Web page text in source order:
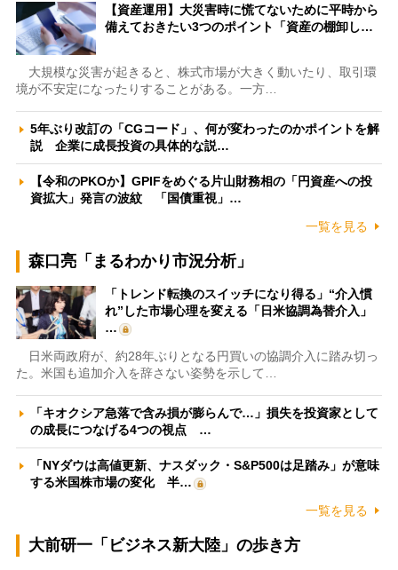
【資産運用】大災害時に慌てないために平時から
備えておきたい3つのポイント「資産の棚卸し…
大規模な災害が起きると、株式市場が大きく動いたり、取引環
境が不安定になったりすることがある。一方…
5年ぶり改訂の「CGコード」、何が変わったのかポイントを解
説 企業に成長投資の具体的な説…
【令和のPKOか】GPIFをめぐる片山財務相の「円資産への投
資拡大」発言の波紋 「国債重視」…
一覧を見る
森口亮「まるわかり市況分析」
「トレンド転換のスイッチになり得る」“介入慣
れ”した市場心理を変える「日米協調為替介入」
…
日米両政府が、約28年ぶりとなる円買いの協調介入に踏み切っ
た。米国も追加介入を辞さない姿勢を示して…
「キオクシア急落で含み損が膨らんで…」損失を投資家として
の成長につなげる4つの視点 …
「NYダウは高値更新、ナスダック・S&P500は足踏み」が意味
する米国株市場の変化 半…
一覧を見る
大前研一「ビジネス新大陸」の歩き方